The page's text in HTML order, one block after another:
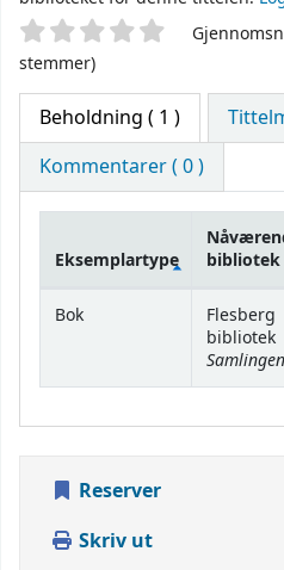
Stjernevurdering
stemmer)
Beholdning ( 1 )
Kommentarer ( 0 )
Beholdning
Eksemplartype
bibliotek
Bok
Flesberg
bibliotek
Samlingen
Reserver
Skriv ut